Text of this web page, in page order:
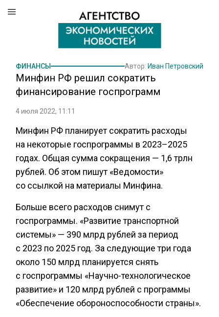
ФИНАНСЫ Автор: Иван Петровский
Минфин РФ решил сократить
финансирование госпрограмм
4 июля 2022, 11:11
Минфин РФ планирует сократить расходы
на некоторые госпрограммы в 2023–2025
годах. Общая сумма сокращения — 1,6 трлн
рублей. Об этом пишут «Ведомости»
со ссылкой на материалы Минфина.
Больше всего расходов снимут с
госпрограммы. «Развитие транспортной
системы» — 390 млрд рублей за период
с 2023 по 2025 год. За следующие три года
около 150 млрд планируется снять
с госпрограммы «Научно-технологическое
развитие» и 120 млрд рублей с программы
«Обеспечение обороноспособности страны».